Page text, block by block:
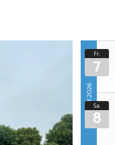
August 2026
Fr.
7
Sa.
8